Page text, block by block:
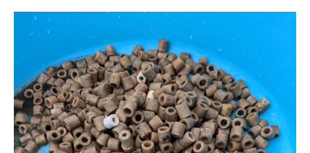
2026.08.04
サンゴが白くなる「白化現象」と
は？原因と対策をわかりやすく解
説
2026.08.03
可児市のクリニック様へ水槽メン
テナンス｜美しい水景を支える定
期メンテナンスの大切さ